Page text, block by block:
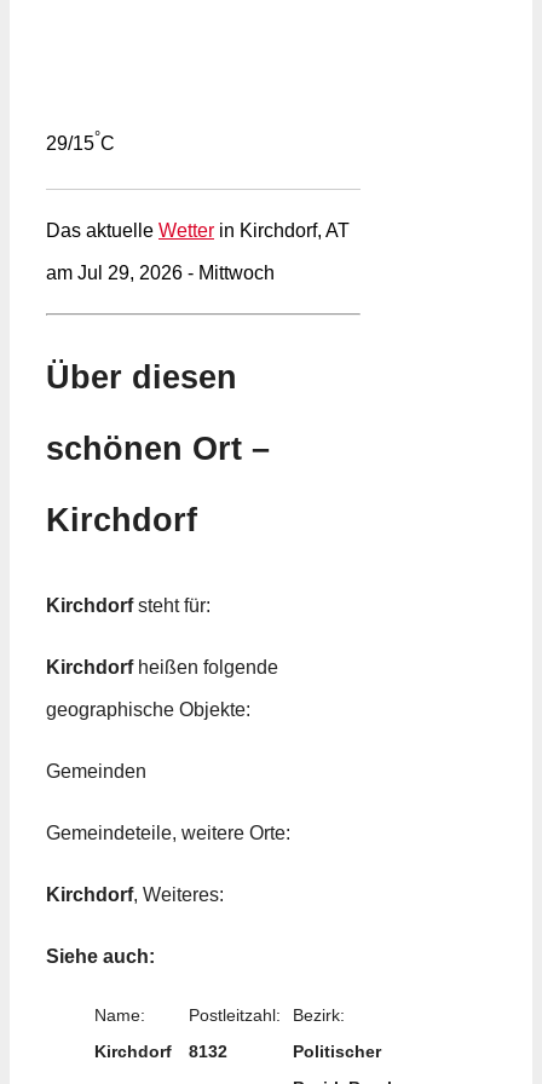
29/15°C
Das aktuelle Wetter in Kirchdorf, AT
am Jul 29, 2026 - Mittwoch
Über diesen
schönen Ort –
Kirchdorf
Kirchdorfsteht für:
Kirchdorfheißen folgende
geographische Objekte:
Gemeinden
Gemeindeteile, weitere Orte:
Kirchdorf, Weiteres:
Siehe auch:
Name:
Kirchdorf
Postleitzahl:
8132
Bezirk:
Politischer